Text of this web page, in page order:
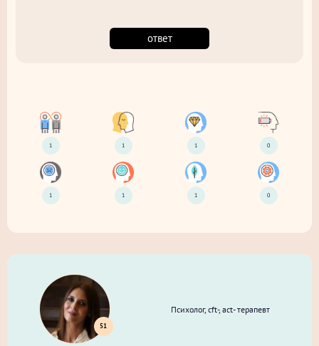
ответ
1 1 1 0
1 1 1 0
51
Психолог, cft-, act- терапевт